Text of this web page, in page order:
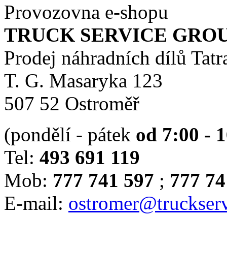
Provozovna e-shopu
TRUCK SERVICE
Prodej náhradních dílů
T. G. Masaryka 123
507 52 Ostroměř
(pondělí - pátek od 7:00 -
Tel: 493 691 119
Mob: 777 741 597 ; 777
E-mail: